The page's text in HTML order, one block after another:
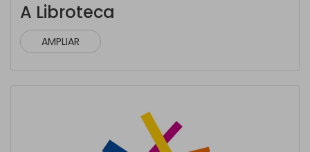
A Libroteca
AMPLIAR